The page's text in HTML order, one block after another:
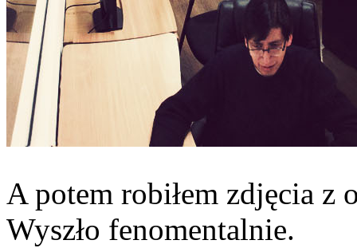
A potem robiłem zdjęcia
Wyszło fenomentalnie.